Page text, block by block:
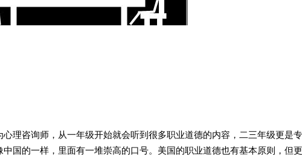
理咨询师，从一年级开始就会听到很多职业道德的内容，二三年级更是
国的一样，里面有一堆崇高的口号。美国的职业道德也有基本原则，但